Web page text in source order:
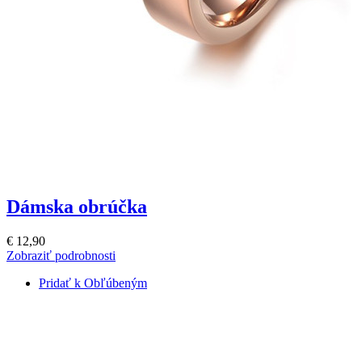
Dámska obrúčka
€ 12,90
Zobraziť podrobnosti
Pridať k Obľúbeným